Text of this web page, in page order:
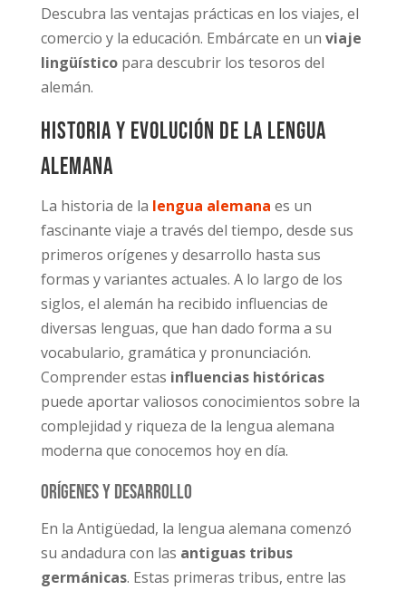
Descubra las ventajas prácticas en los viajes, el
comercio y la educación. Embárcate en un viaje
lingüísticopara descubrir los tesoros del
alemán.
Historia y evolución de la lengua
alemana
La historia de la lengua alemana es un
fascinante viaje a través del tiempo, desde sus
primeros orígenes y desarrollo hasta sus
formas y variantes actuales. A lo largo de los
siglos, el alemán ha recibido influencias de
diversas lenguas, que han dado forma a su
vocabulario, gramática y pronunciación.
Comprender estas influencias históricas
puede aportar valiosos conocimientos sobre la
complejidad y riqueza de la lengua alemana
moderna que conocemos hoy en día.
Orígenes y desarrollo
En la Antigüedad, la lengua alemana comenzó
su andadura con las antiguas tribus
germánicas. Estas primeras tribus, entre las